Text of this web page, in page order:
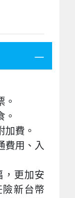
。
。
費。
費用、入
更加安
新台幣